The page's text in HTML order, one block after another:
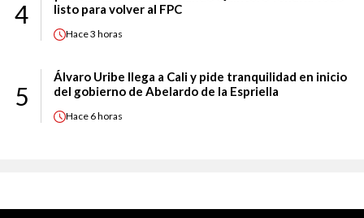
4
listo para volver al FPC
Hace3 horas
5
Álvaro Uribe llega a Cali y pide tranquilidad en inicio
del gobierno de Abelardo de la Espriella
Hace 6 horas